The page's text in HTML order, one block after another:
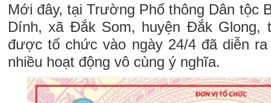
Mới đây, tại Trường Phổ thông Dân tộc
Dính, xã Đắk Som, huyện Đắk Glong,
được tổ chức vào ngày 24/4 đã diễn
nhiều hoạt động vô cùng ý nghĩa.